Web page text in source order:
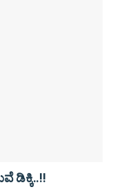
ಡಿಕ್ಕಿ..!!